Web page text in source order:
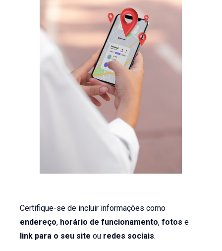
Certifique-se de incluir informações como
endereço, horário de funcionamento,fotose
link para o seu site ou redes sociais.